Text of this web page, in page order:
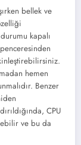
bellek ve
kapalı
hemen
Benzer
CPU
ve bu da